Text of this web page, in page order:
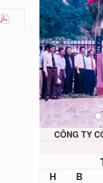
CÔNG TY
H B